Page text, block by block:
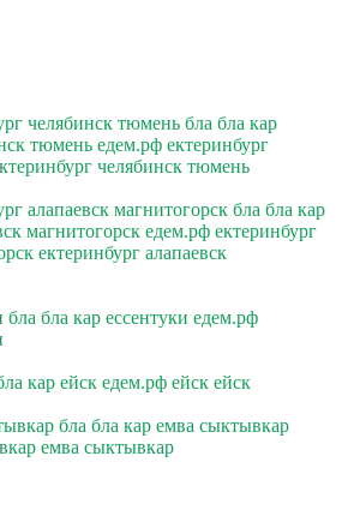
челябинск тюмень бла бла кар
тюмень едем.рф ектеринбург
челябинск тюмень
алапаевск магнитогорск бла бла кар
магнитогорск едем.рф ектеринбург
ектеринбург алапаевск
бла бла кар ессентуки едем.рф
кар ейск едем.рф ейск ейск
бла бла кар емва сыктывкар
емва сыктывкар